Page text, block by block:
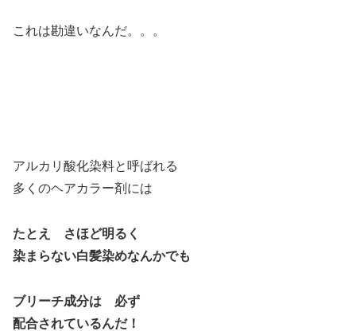
これは勘違いなんだ。。。
アルカリ酸化染料と呼ばれる
多くのヘアカラー剤には
たとえ さほど明るく
染まらない白髪染めなんかでも
ブリーチ成分は 必ず
配合されているんだ！